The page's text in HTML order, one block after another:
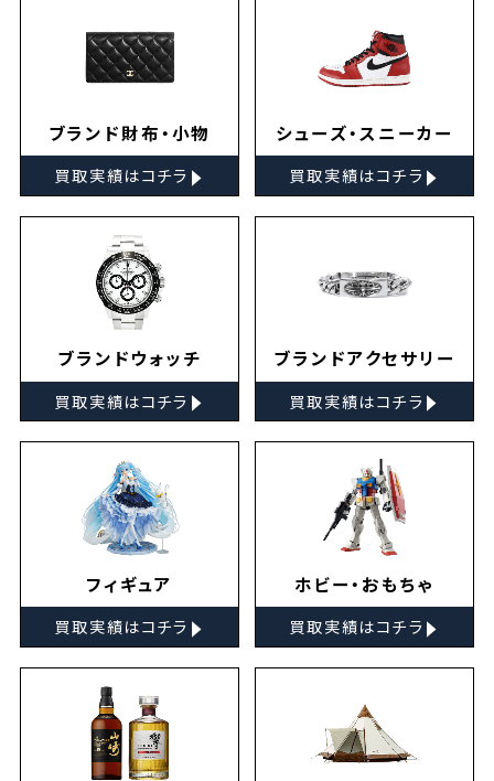
ブランド財布・小物
買取実績はコチラ ▸
シューズ・スニーカー
買取実績はコチラ ▸
ブランドウォッチ
買取実績はコチラ ▸
ブランドアクセサリー
買取実績はコチラ ▸
フィギュア
買取実績はコチラ ▸
ホビー・おもちゃ
買取実績はコチラ ▸